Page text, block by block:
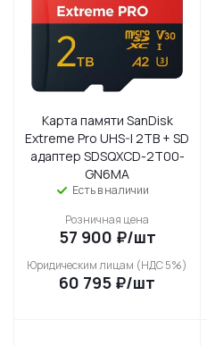
Карта памяти SanDisk
Extreme Pro UHS-I 2TB + SD
адаптер SDSQXCD-2T00-
GN6MA
Есть в наличии
Розничная цена
57 900 ₽/шт
Юридическим лицам (НДС 5%)
60 795 ₽/шт